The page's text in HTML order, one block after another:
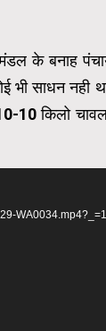
के बनाह
साधन नही
10 किलो
WA0034.mp4?_=1